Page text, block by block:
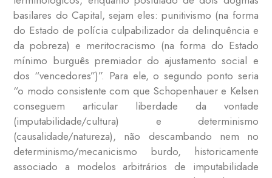
basilares do Capital, sejam eles: punitivismo (na forma
do Estado de polícia culpabilizador da delinquência e
da pobreza) e meritocracismo (na forma do Estado
mínimo burguês premiador do ajustamento social e
dos “vencedores”)”. Para ele, o segundo ponto seria
“o modo consistente com que Schopenhauer e Kelsen
conseguem articular liberdade da vontade
(imputabilidade/cultura) e determinismo
(causalidade/natureza), não descambando nem no
determinismo/mecanicismo burdo, historicamente
associado a modelos arbitrários de imputabilidade